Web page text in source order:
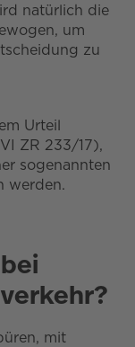
natürlich die
um
zu
Urteil
ZR 233/17),
sogenannten
werden.
mit